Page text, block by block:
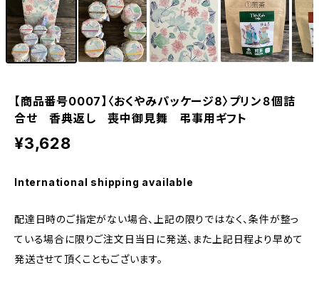
【商品番号0007】〈おくやみパッケージ8〉プリン８個詰
合せ 香典返し 喪中御見舞 弔事用ギフト
¥3,628
International shipping available
配達日時のご指定がない場合、上記の限りではなく、条件が整っ
ている場合に限りご注文日当日に発送、また上記日程より早めて
発送させて頂くこともございます。